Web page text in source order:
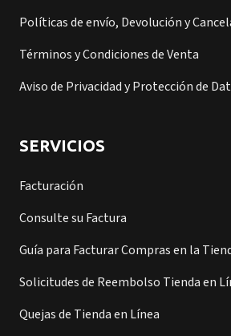
Políticas de envío, Devolución y
Términos y Condiciones de Venta
Aviso de Privacidad y Protección de
SERVICIOS
Facturación
Consulte su Factura
Guía para Facturar Compras en la
Solicitudes de Reembolso Tienda en
Quejas de Tienda en Línea